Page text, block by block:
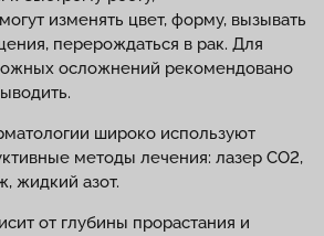
изменять цвет, форму, вызывать
перерождаться в рак. Для
осложнений рекомендовано
широко используют
методы лечения: лазер СО2,
жидкий азот.
от глубины прорастания и